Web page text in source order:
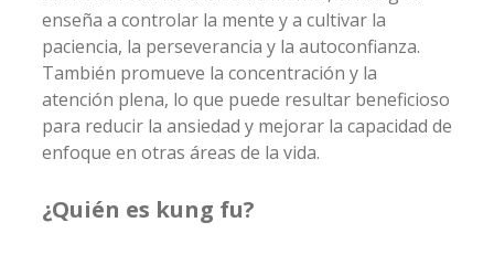
enseña a controlar la mente y a cultivar la
paciencia, la perseverancia y la autoconfianza.
También promueve la concentración y la
atención plena, lo que puede resultar beneficioso
para reducir la ansiedad y mejorar la capacidad de
enfoque en otras áreas de la vida.
¿Quién es kung fu?